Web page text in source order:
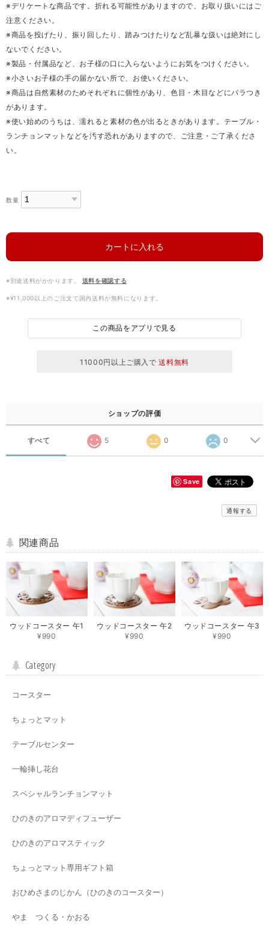
※デリケートな商品です。折れる可能性がありますので、お取り扱いにはご
注意ください。
※商品を投げたり、振り回したり、踏みつけたりなど乱暴な扱いは絶対にし
ないでください。
※製品・付属品など、お子様の口に入らないようにお気をつけください。
※小さいお子様の手の届かない所で、お使いください。
※商品は自然素材のためそれぞれに個性があり、色目・木目などにバラつき
があります。
※使い始めのうちは、濡れると素材の色が出るときがあります。テーブル・
ランチョンマットなどを汚す恐れがありますので、ご注意・ご了承くださ
い。
数量
カートに入れる
※別途送料がかかります。 送料を確認する
※¥11,000以上のご注文で国内送料が無料になります。
この商品をアプリで見る
11000円以上ご購入で送料無料
ショップの評価
すべて 5 0 0
Save
通報する
関連商品
ウッドコースター 午1
¥990
ウッドコースター 午2
¥990
ウッドコースター 午3
¥990
Category
コースター
ちょっとマット
テーブルセンター
一輪挿し花台
スペシャルランチョンマット
ひのきのアロマディフューザー
ひのきのアロマスティック
ちょっとマット専用ギフト箱
おひめさまのじかん（ひのきのコースター）
やま つくる・かおる